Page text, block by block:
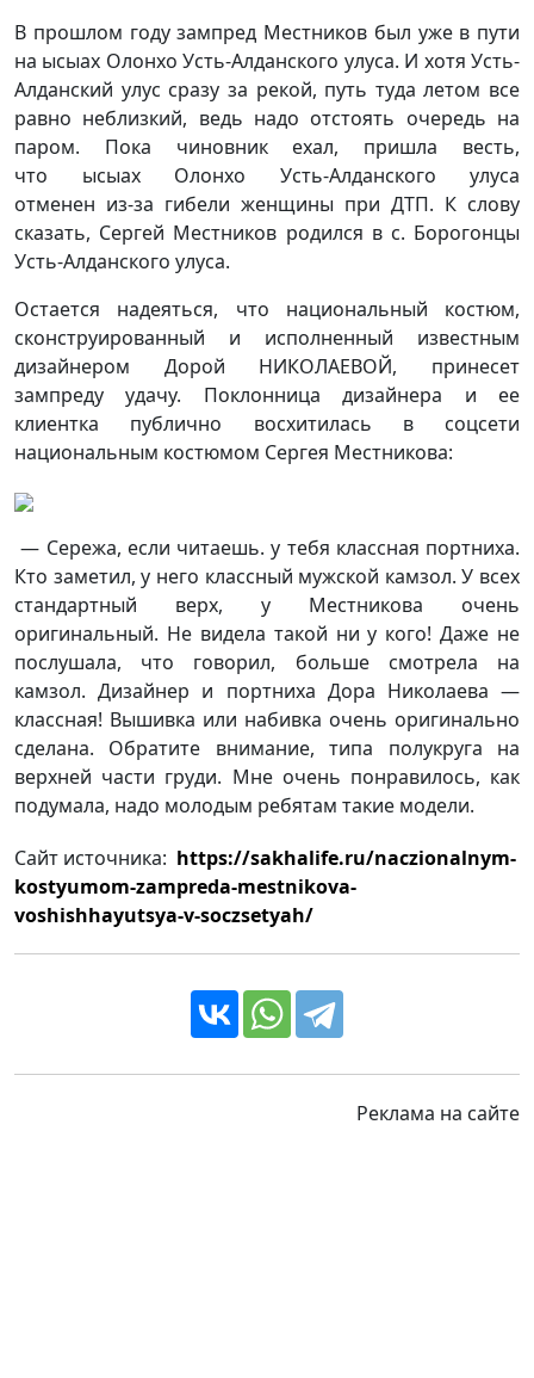
В прошлом году зампред Местников был уже в пути
на ысыах Олонхо Усть-Алданского улуса. И хотя Усть-
Алданский улус сразу за рекой, путь туда летом все
равно неблизкий, ведь надо отстоять очередь на
паром. Пока чиновник ехал, пришла весть,
что ысыах Олонхо Усть-Алданского улуса
отменен из-за гибели женщины при ДТП. К слову
сказать, Сергей Местников родился в с. Борогонцы
Усть-Алданского улуса.
Остается надеяться, что национальный костюм,
сконструированный и исполненный известным
дизайнером Дорой НИКОЛАЕВОЙ, принесет
зампреду удачу. Поклонница дизайнера и ее
клиентка публично восхитилась в соцсети
национальным костюмом Сергея Местникова:
— Сережа, если читаешь. у тебя классная портниха.
Кто заметил, у него классный мужской камзол. У всех
стандартный верх, у Местникова очень
оригинальный. Не видела такой ни у кого! Даже не
послушала, что говорил, больше смотрела на
камзол. Дизайнер и портниха Дора Николаева —
классная! Вышивка или набивка очень оригинально
сделана. Обратите внимание, типа полукруга на
верхней части груди. Мне очень понравилось, как
подумала, надо молодым ребятам такие модели.
Сайт источника: https://sakhalife.ru/naczionalnym-
kostyumom-zampreda-mestnikova-
voshishhayutsya-v-soczsetyah/
Реклама на сайте